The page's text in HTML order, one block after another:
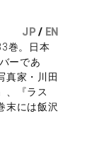
JP / EN
巻。日本
ーであ
真家・川田
、『ラス
末には飯沢